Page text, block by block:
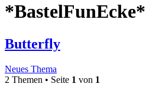
*BastelFunEcke*
Butterfly
Neues Thema
2 Themen • Seite 1 von 1